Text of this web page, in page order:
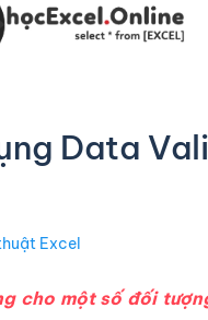
Data
Excel
cho một số đối